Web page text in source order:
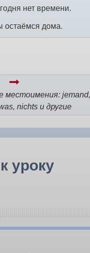
нет времени.
остаёмся дома.
местоимения: jemand,
nichts и другие
уроку